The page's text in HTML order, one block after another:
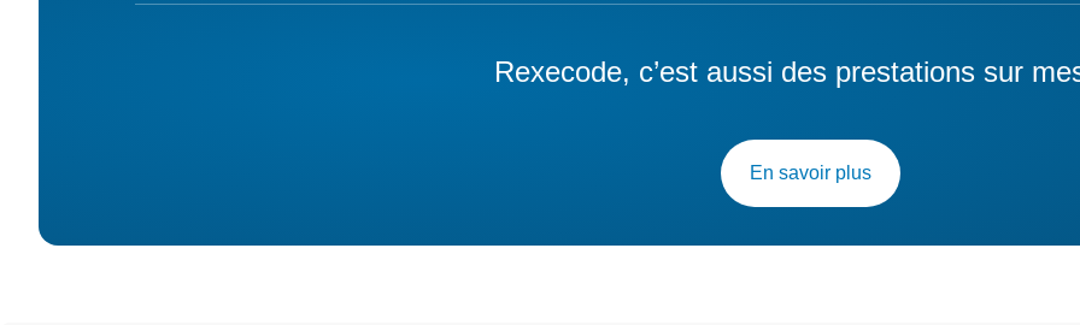
Rexecode, c’est aussi des prestations sur
En savoir plus